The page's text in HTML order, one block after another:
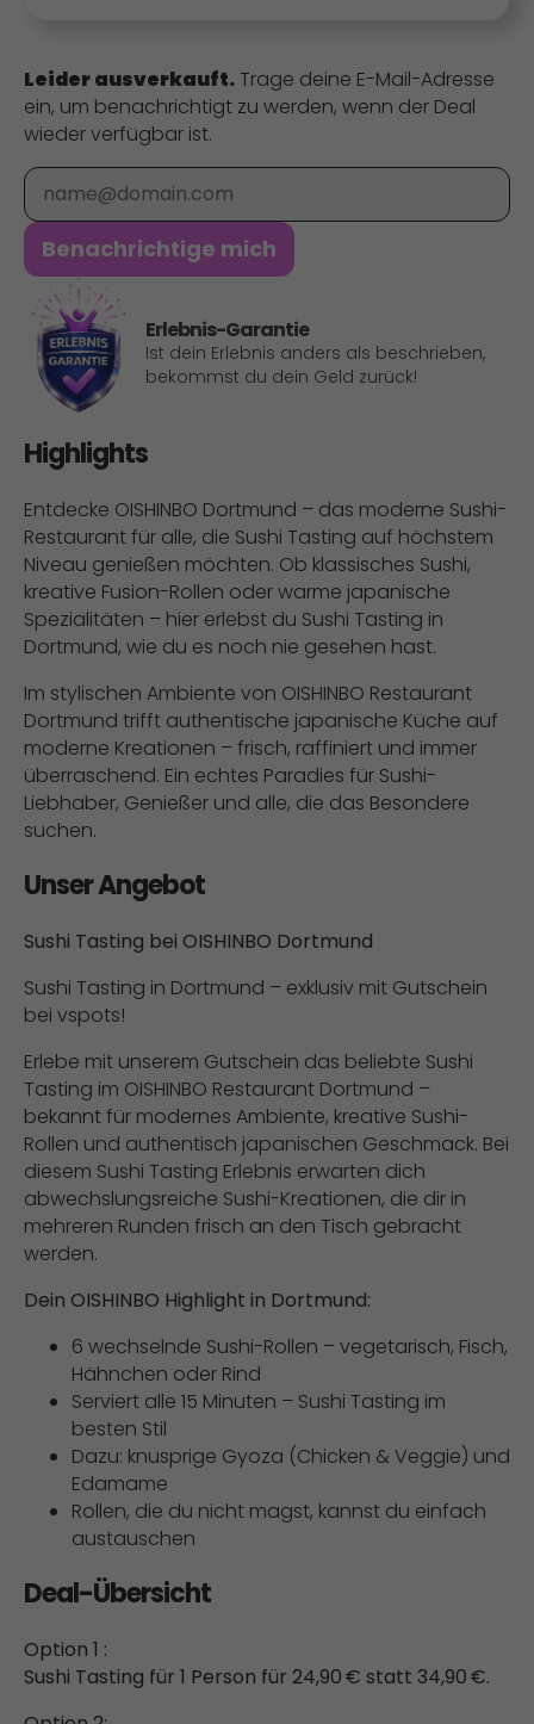
Leider ausverkauft. Trage deine E-Mail-Adresse
ein, um benachrichtigt zu werden, wenn der Deal
wieder verfügbar ist.
E-Mail
Benachrichtige mich
Erlebnis-Garantie
Ist dein Erlebnis anders als beschrieben,
bekommst du dein Geld zurück!
Highlights
Entdecke OISHINBO Dortmund – das moderne Sushi-
Restaurant für alle, die Sushi Tasting auf höchstem
Niveau genießen möchten. Ob klassisches Sushi,
kreative Fusion-Rollen oder warme japanische
Spezialitäten – hier erlebst du Sushi Tasting in
Dortmund, wie du es noch nie gesehen hast.
Im stylischen Ambiente von OISHINBO Restaurant
Dortmund trifft authentische japanische Küche auf
moderne Kreationen – frisch, raffiniert und immer
überraschend. Ein echtes Paradies für Sushi-
Liebhaber, Genießer und alle, die das Besondere
suchen.
Unser Angebot
Sushi Tasting bei OISHINBO Dortmund
Sushi Tasting in Dortmund – exklusiv mit Gutschein
bei vspots!
Erlebe mit unserem Gutschein das beliebte Sushi
Tasting im OISHINBO Restaurant Dortmund –
bekannt für modernes Ambiente, kreative Sushi-
Rollen und authentisch japanischen Geschmack. Bei
diesem Sushi Tasting Erlebnis erwarten dich
abwechslungsreiche Sushi-Kreationen, die dir in
mehreren Runden frisch an den Tisch gebracht
werden.
Dein OISHINBO Highlight in Dortmund:
6 wechselnde Sushi-Rollen – vegetarisch, Fisch,
Hähnchen oder Rind
Serviert alle 15 Minuten – Sushi Tasting im
besten Stil
Dazu: knusprige Gyoza (Chicken & Veggie) und
Edamame
Rollen, die du nicht magst, kannst du einfach
austauschen
Deal-Übersicht
Option 1 :
Sushi Tasting für 1 Person für 24,90 € statt 34,90 €.